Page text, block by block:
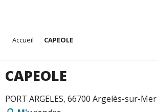
principal
Accueil CAPEOLE
CAPEOLE
PORT ARGELES, 66700 Argelès-sur-Mer